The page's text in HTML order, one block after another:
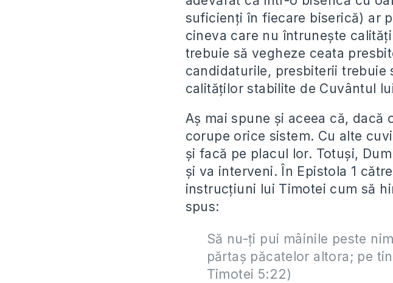
suficienți în fiecare biserică) ar
cineva care nu întrunește
trebuie să vegheze ceata
candidaturile, presbiterii
calităților stabilite de Cuvântul
Aș mai spune și aceea că,
corupe orice sistem. Cu alte
și facă pe placul lor. Totuși,
și va interveni. În Epistola 1
instrucțiuni lui Timotei cum să
spus:
Să nu-ţi pui mâinile peste
părtaş păcatelor altora; pe
Timotei 5:22)